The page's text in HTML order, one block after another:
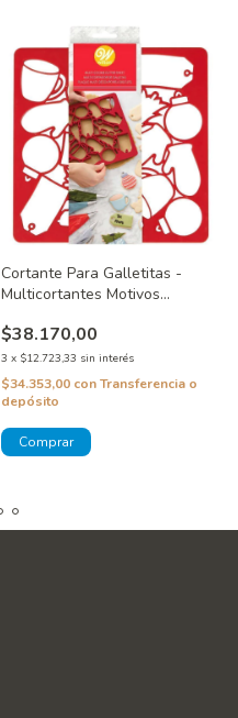
Cortante Para Galletitas -
Multicortantes Motivos
$38.170,00
3 x $12.723,33 sin interés
$34.353,00 conTransferencia o
depósito